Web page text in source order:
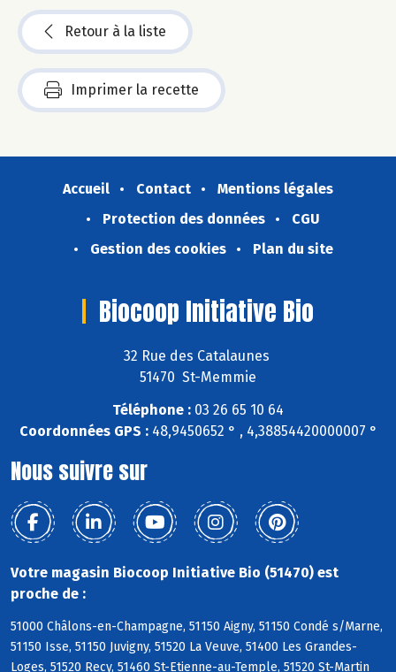
Retour à la liste
Imprimer la recette
Accueil Contact
Mentions légales
Protection des données
CGU
Gestion des cookies
Plan du site
Biocoop Initiative Bio
32 Rue des Catalaunes
51470 St-Memmie
Téléphone : 03 26 65 10 64
Coordonnées GPS :48,9450652 ° , 4,38854420000007 °
Nous suivre sur
Votre magasin Biocoop Initiative Bio (51470) est
proche de :
51000 Châlons-en-Champagne, 51150 Aigny, 51150 Condé s/Marne,
51150 Isse, 51150 Juvigny, 51520 La Veuve, 51400 Les Grandes-
Loges, 51520 Recy, 51460 St-Etienne-au-Temple, 51520 St-Martin